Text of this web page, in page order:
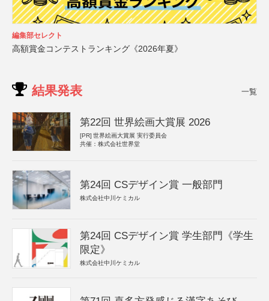
編集部セレクト
高額賞金コンテストランキング《2026年夏》
結果発表 一覧
第22回 世界絵画大賞展 2026
[PR] 世界絵画大賞展 実行委員会
共催：株式会社世界堂
第24回 CSデザイン賞 一般部門
株式会社中川ケミカル
第24回 CSデザイン賞 学生部門《学生
限定》
株式会社中川ケミカル